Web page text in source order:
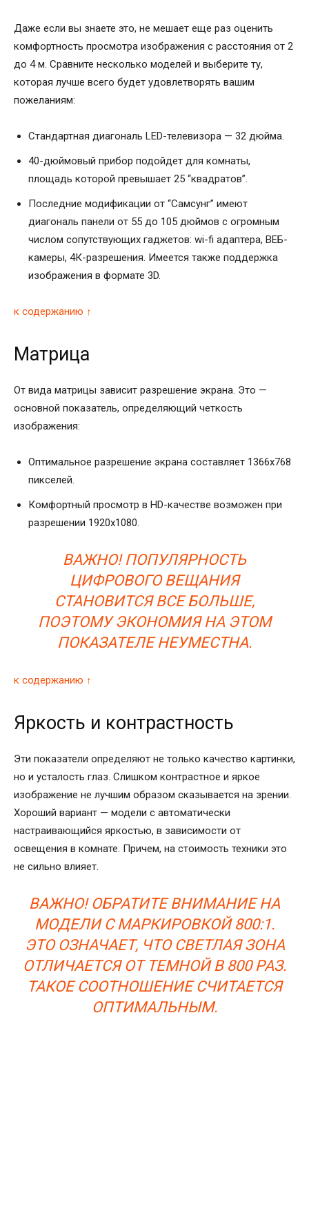
Даже если вы знаете это, не мешает еще раз оценить
комфортность просмотра изображения с расстояния от 2
до 4 м. Сравните несколько моделей и выберите ту,
которая лучше всего будет удовлетворять вашим
пожеланиям:
Стандартная диагональ LED-телевизора — 32 дюйма.
40-дюймовый прибор подойдет для комнаты,
площадь которой превышает 25 “квадратов”.
Последние модификации от “Самсунг” имеют
диагональ панели от 55 до 105 дюймов с огромным
числом сопутствующих гаджетов: wi-fi адаптера, ВЕБ-
камеры, 4К-разрешения. Имеется также поддержка
изображения в формате 3D.
к содержанию ↑
Матрица
От вида матрицы зависит разрешение экрана. Это —
основной показатель, определяющий четкость
изображения:
Оптимальное разрешение экрана составляет 1366х768
пикселей.
Комфортный просмотр в HD-качестве возможен при
разрешении 1920х1080.
ВАЖНО! ПОПУЛЯРНОСТЬ
ЦИФРОВОГО ВЕЩАНИЯ
СТАНОВИТСЯ ВСЕ БОЛЬШЕ,
ПОЭТОМУ ЭКОНОМИЯ НА ЭТОМ
ПОКАЗАТЕЛЕ НЕУМЕСТНА.
к содержанию ↑
Яркость и контрастность
Эти показатели определяют не только качество картинки,
но и усталость глаз. Слишком контрастное и яркое
изображение не лучшим образом сказывается на зрении.
Хороший вариант — модели с автоматически
настраивающийся яркостью, в зависимости от
освещения в комнате. Причем, на стоимость техники это
не сильно влияет.
ВАЖНО! ОБРАТИТЕ ВНИМАНИЕ НА
МОДЕЛИ С МАРКИРОВКОЙ 800:1.
ЭТО ОЗНАЧАЕТ, ЧТО СВЕТЛАЯ ЗОНА
ОТЛИЧАЕТСЯ ОТ ТЕМНОЙ В 800 РАЗ.
ТАКОЕ СООТНОШЕНИЕ СЧИТАЕТСЯ
ОПТИМАЛЬНЫМ.